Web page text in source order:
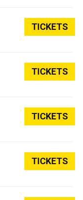
TICKETS
TICKETS
TICKETS
TICKETS